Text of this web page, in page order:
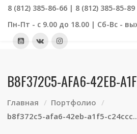
8 (812) 385-86-66 | 8 (812) 385-85-89
Пн-Пт - с 9.00 до 18.00 | Сб-Вс -
B8F372C5-AFA6-42EB-
Главная
Портфолио
b8f372c5-afa6-42eb-a1f5-